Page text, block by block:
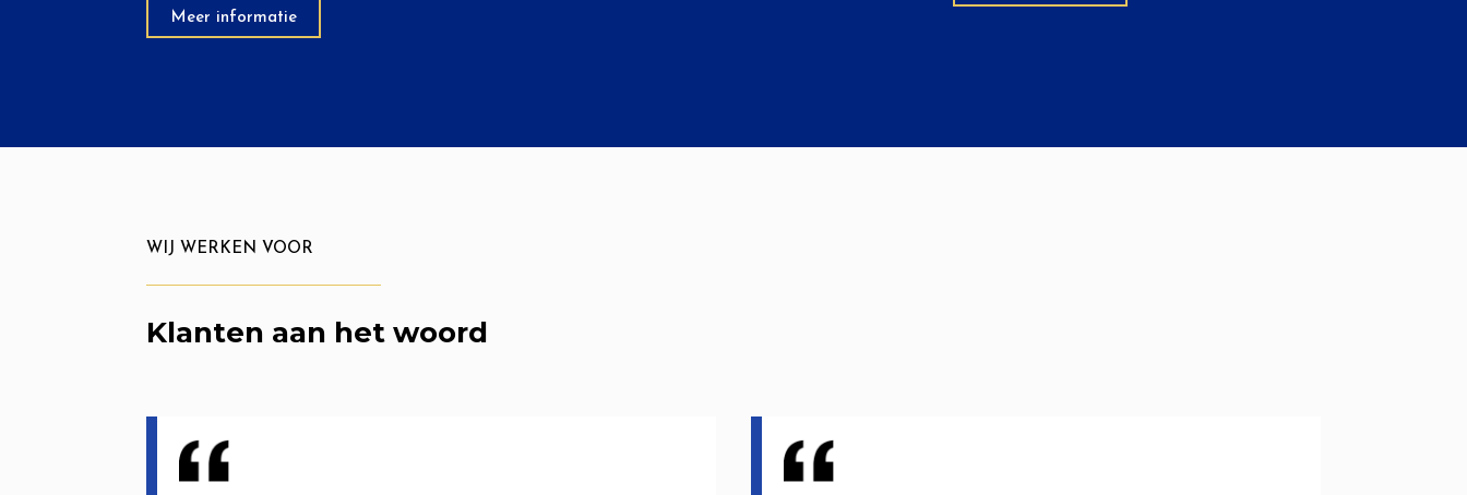
Meer informatie
WIJ WERKEN VOOR
Klanten aan het woord